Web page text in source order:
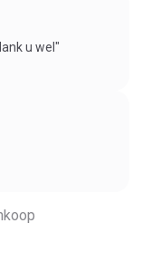
u wel"